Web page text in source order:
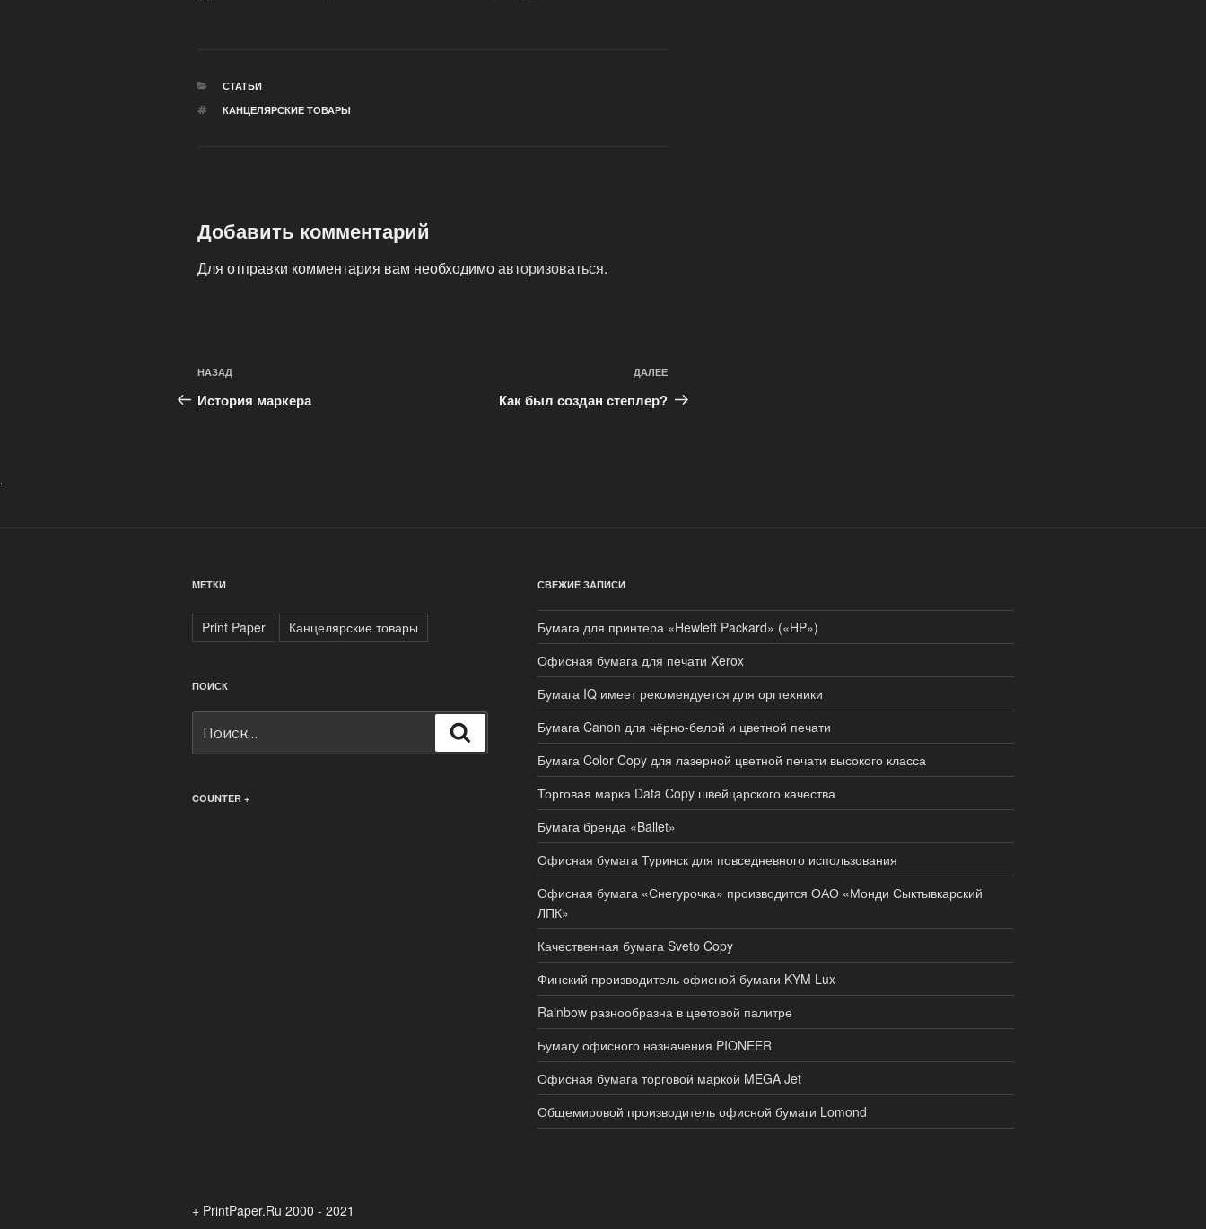
РУБРИКИ
СТАТЬИ
МЕТКИ
КАНЦЕЛЯРСКИЕ ТОВАРЫ
Добавить комментарий
Для отправки комментария вам необходимоавторизоваться.
Навигация
по
Предыдущая
запись:
НАЗАД
История маркера
запись
ДАЛЕЕ
Как был создан степлер?
.
МЕТКИ
Print Paper Канцелярские товары
ПОИСК
COUNTER +
СВЕЖИЕ ЗАПИСИ
Бумага для принтера «Hewlett Packard» («HP»)
Офисная бумага для печати Xerox
Бумага IQ имеет рекомендуется для оргтехники
Бумага Canon для чёрно-белой и цветной печати
Бумага Color Copy для лазерной цветной печати высокого класса
Торговая марка Data Copy швейцарского качества
Бумага бренда «Ballet»
Офисная бумага Туринск для повседневного использования
Офисная бумага «Снегурочка» производится ОАО «Монди Сыктывкарский
ЛПК»
Качественная бумага Sveto Copy
Финский производитель офисной бумаги KYM Lux
Rainbow разнообразна в цветовой палитре
Бумагу офисного назначения PIONEER
Офисная бумага торговой маркой MEGA Jet
Общемировой производитель офисной бумаги Lomond
+ PrintPaper.Ru 2000 - 2021